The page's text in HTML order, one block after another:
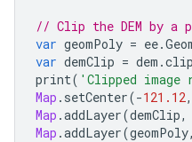
// Clip the DEM by a
var geomPoly = ee.
var demClip = dem .clip
print( 'Clipped image
Map . setCenter(-121.12,
Map .addLayer(demClip,
Map .addLayer(geomPoly,